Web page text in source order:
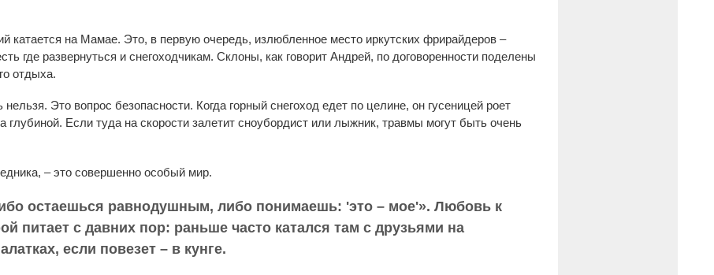
катается на Мамае. Это, в первую очередь, излюбленное место иркутских фрирайдеров –
где развернуться и снегоходчикам. Склоны, как говорит Андрей, по договоренности поделены
отдыха.
Это вопрос безопасности. Когда горный снегоход едет по целине, он гусеницей роет
Если туда на скорости залетит сноубордист или лыжник, травмы могут быть очень
– это совершенно особый мир.
остаешься равнодушным, либо понимаешь: 'это – мое'». Любовь к
питает с давних пор: раньше часто катался там с друзьями на
если повезет – в кунге.